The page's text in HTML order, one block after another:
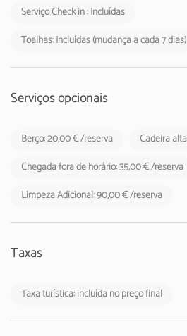
A Taxa Municipal Turística de Loulé
de 2024, deverá cobrada pelos
Serviço Check in : Incluídas
Toalhas: Incluídas (mudança a cada 7 dias)
Serviços opcionais
Berço: 20,00 € /reserva
Cadeira
Chegada fora de horário: 35,00 € /reserva
Limpeza Adicional: 90,00 € /reserva
Taxas
Taxa turística: incluída no preço final